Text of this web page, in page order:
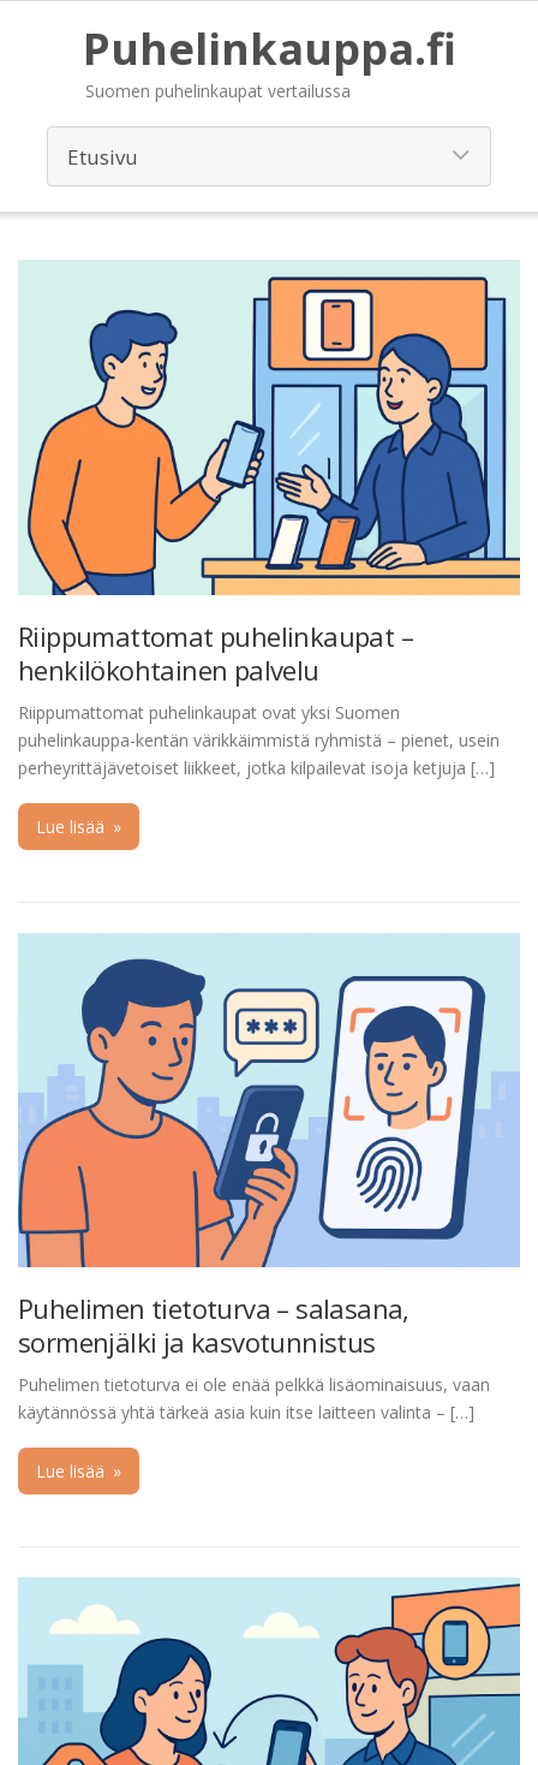
Puhelinkauppa.fi
Suomen puhelinkaupat vertailussa
Riippumattomat puhelinkaupat –
henkilökohtainen palvelu
Riippumattomat puhelinkaupat ovat yksi Suomen
puhelinkauppa-kentän värikkäimmistä ryhmistä – pienet, usein
perheyrittäjävetoiset liikkeet, jotka kilpailevat isoja ketjuja […]
Lue lisää »
Puhelimen tietoturva – salasana,
sormenjälki ja kasvotunnistus
Puhelimen tietoturva ei ole enää pelkkä lisäominaisuus, vaan
käytännössä yhtä tärkeä asia kuin itse laitteen valinta – […]
Lue lisää »